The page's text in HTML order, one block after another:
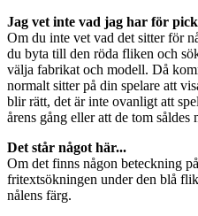
Jag vet inte vad jag har för
Om du inte vet vad det sitter för
du byta till den röda fliken och
välja fabrikat och modell. Då
normalt sitter på din spelare att
blir rätt, det är inte ovanligt att
årens gång eller att de tom såldes
Det står något här...
Om det finns någon beteckning
fritextsökningen under den blå
nålens färg.